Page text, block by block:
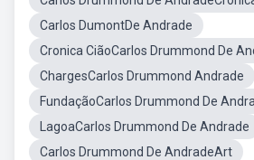
Carlos DumontDe Andrade
Cronica CiãoCarlos Drummond De
ChargesCarlos Drummond Andrade
FundaçãoCarlos Drummond De
LagoaCarlos Drummond De Andrade
Carlos Drummond De AndradeArt